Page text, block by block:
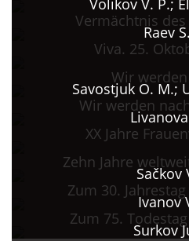
Volikov V. P.;
Vermächtnis
Raev
Viva. 25.
Wir
Savostjuk O. M.;
Wir werden
XX Jahre
Zehn Jahre
Sačkov
Zum 30.
Ivanov
Zum 75.
Surkov